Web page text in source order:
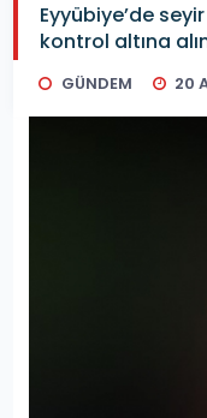
Eyyübiye’de
kontrol altına
GÜNDEM 20